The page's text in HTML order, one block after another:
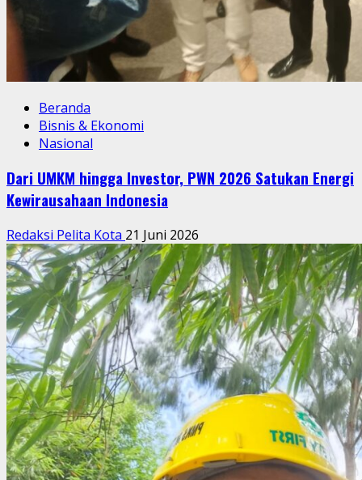
Beranda
Bisnis & Ekonomi
Nasional
Dari UMKM hingga Investor, PWN 2026 Satukan Energi
Kewirausahaan Indonesia
Redaksi Pelita Kota 21 Juni 2026